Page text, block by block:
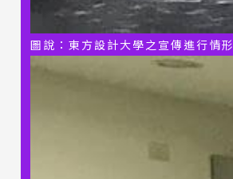
圖說：東方設計大學之宣傳進行情形